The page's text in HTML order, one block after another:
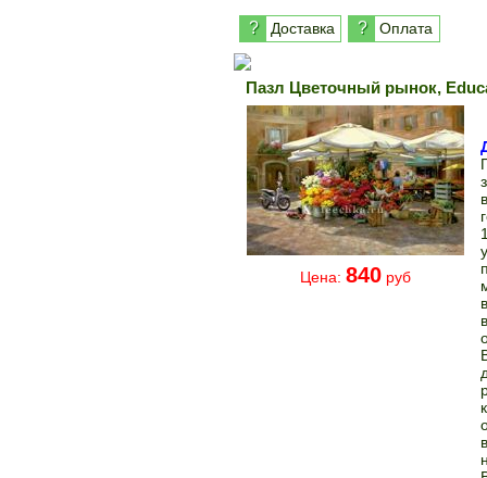
? Доставка ? Оплата
Пазл Цветочный рынок,
Цена: 840 руб